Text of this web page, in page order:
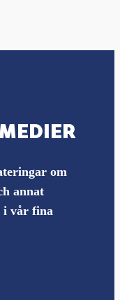
om
annat
i vår fina